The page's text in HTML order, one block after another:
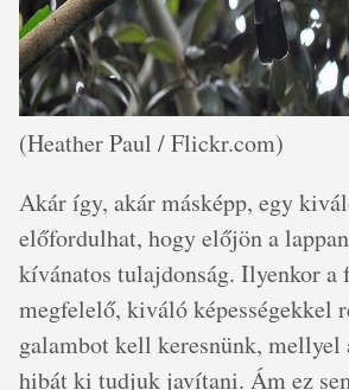
(Heather Paul / Flickr.com)
Akár így, akár másképp, egy
előfordulhat, hogy előjön a
kívánatos tulajdonság. Ilyenkor a
megfelelő, kiváló képességekkel
galambot kell keresnünk, mellyel
hibát ki tudjuk javítani. Ám ez